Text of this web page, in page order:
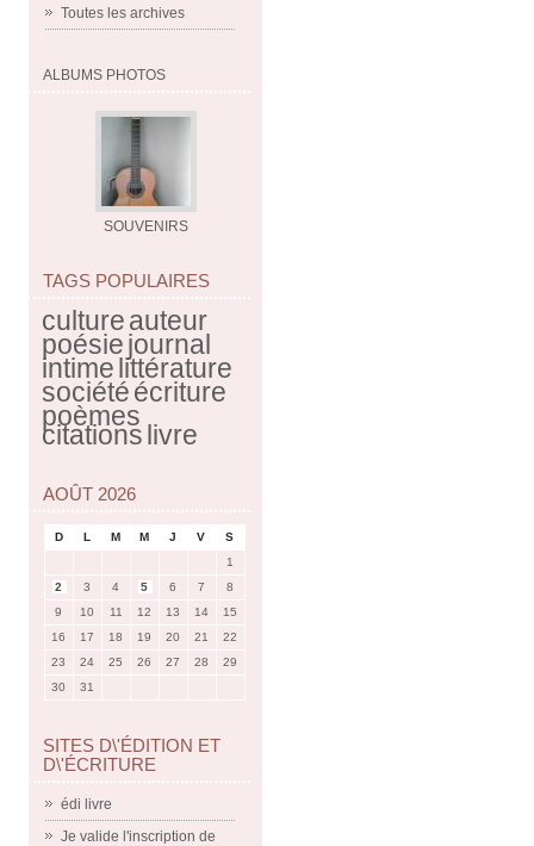
Toutes les archives
ALBUMS PHOTOS
SOUVENIRS
TAGS POPULAIRES
cultureauteur
poésiejournal
intimelittérature
sociétéécriture
poèmes
citationslivre
AOÛT 2026
D L M M J V
S
1
2
3 4 5 6 7
8
9
10 11 12 13 14
15
16
17 18 19 20 21
22
23
24 25 26 27 28
29
30
31
SITES D\'ÉDITION ET
D\'ÉCRITURE
édi livre
Je valide l'inscription de